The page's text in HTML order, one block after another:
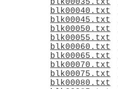
blk00035.txt
blk00040.txt
blk00045.txt
blk00050.txt
blk00055.txt
blk00060.txt
blk00065.txt
blk00070.txt
blk00075.txt
blk00080.txt